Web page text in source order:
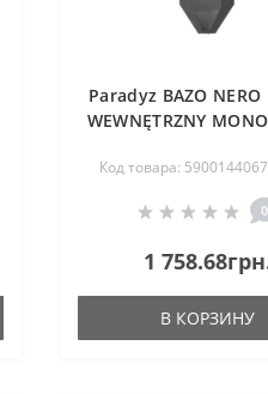
Paradyz BAZO NERO
WEWNĘTRZNY
Код товара:
0
1
В КОРЗИНУ